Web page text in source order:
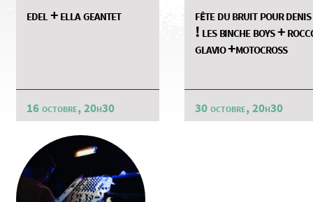
edel + ella geantet
16 octobre, 20h30
fête du bruit pour denis
! les binche boys +
glavio +motocross
30 octobre, 20h30